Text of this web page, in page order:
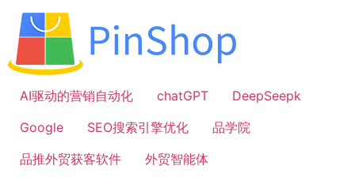
容
AI驱动的营销自动化
chatGPT
DeepSeepk
Google
SEO搜索引擎优化
品学院
品推外贸获客软件
外贸智能体